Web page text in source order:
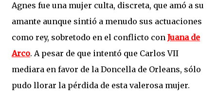
Agnes fue una mujer culta, discreta, que amó a su
amante aunque sintió a menudo sus actuaciones
como rey, sobretodo en el conflicto con Juana de
Arco. A pesar de que intentó que Carlos VII
mediara en favor de la Doncella de Orleans, sólo
pudo llorar la pérdida de esta valerosa mujer.